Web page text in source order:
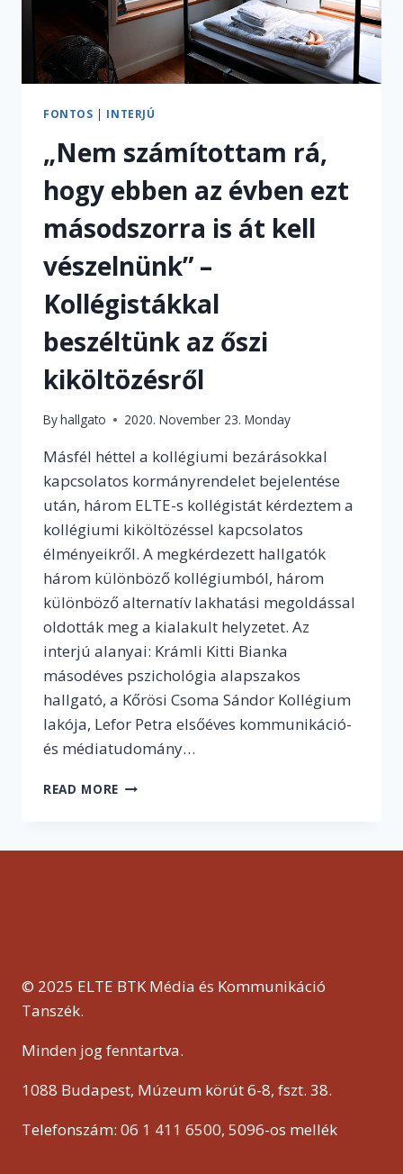
FONTOS | INTERJÚ
„Nem számítottam rá,
hogy ebben az évben ezt
másodszorra is át kell
vészelnünk” –
Kollégistákkal
beszéltünk az őszi
kiköltözésről
Byhallgato 2020. November 23. Monday
Másfél héttel a kollégiumi bezárásokkal
kapcsolatos kormányrendelet bejelentése
után, három ELTE-s kollégistát kérdeztem a
kollégiumi kiköltözéssel kapcsolatos
élményeikről. A megkérdezett hallgatók
három különböző kollégiumból, három
különböző alternatív lakhatási megoldással
oldották meg a kialakult helyzetet. Az
interjú alanyai: Krámli Kitti Bianka
másodéves pszichológia alapszakos
hallgató, a Kőrösi Csoma Sándor Kollégium
lakója, Lefor Petra elsőéves kommunikáció-
és médiatudomány…
READ MORE „NEM
KELL
KOLLÉGISTÁKKAL
AZ
KIKÖLTÖZÉSRŐL
© 2025 ELTE BTK Média és Kommunikáció
Tanszék.
Minden jog fenntartva.
1088 Budapest, Múzeum körút 6-8, fszt. 38.
Telefonszám: 06 1 411 6500, 5096-os mellék